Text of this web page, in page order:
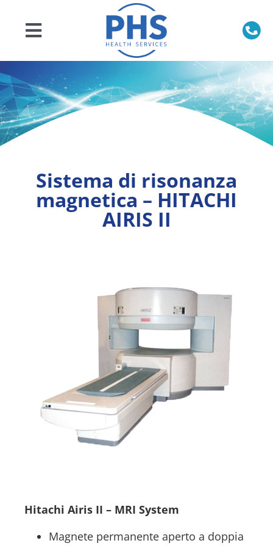
contenutoToggle
Navigation
Chi siamo
ServiziSistema di risonanza
magnetica – HITACHI
AIRIS II
Hitachi Airis II – MRI System
Magnete permanente aperto a doppia